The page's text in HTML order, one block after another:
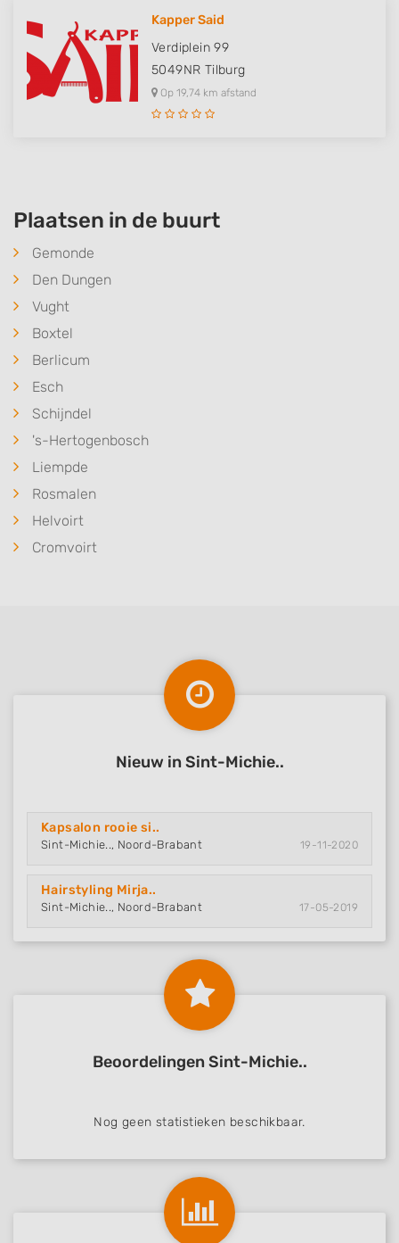
Kapper Said
Verdiplein 99
5049NR Tilburg
Op 19,74 km afstand
Plaatsen in de buurt
Gemonde
Den Dungen
Vught
Boxtel
Berlicum
Esch
Schijndel
's-Hertogenbosch
Liempde
Rosmalen
Helvoirt
Cromvoirt
Nieuw in Sint-Michie..
Kapsalon rooie si..
Sint-Michie.., Noord-Brabant 19-11-2020
Hairstyling Mirja..
Sint-Michie.., Noord-Brabant 17-05-2019
Beoordelingen Sint-Michie..
Nog geen statistieken beschikbaar.